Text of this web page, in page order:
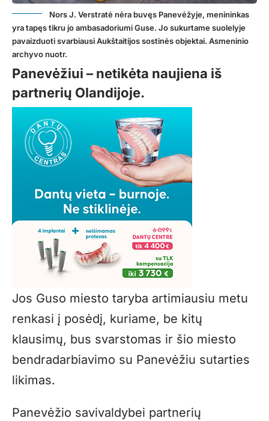
Nors J. Verstratė nėra buvęs Panevėžyje, menininkas
yra tapęs tikru jo ambasadoriumi Guse. Jo sukurtame suolelyje
pavaizduoti svarbiausi Aukštaitijos sostinės objektai. Asmeninio
archyvo nuotr.
Panevėžiui – netikėta naujiena iš
partnerių Olandijoje.
Jos Guso miesto taryba artimiausiu metu
renkasi į posėdį, kuriame, be kitų
klausimų, bus svarstomas ir šio miesto
bendradarbiavimo su Panevėžiu sutarties
likimas.
Panevėžio savivaldybei partnerių